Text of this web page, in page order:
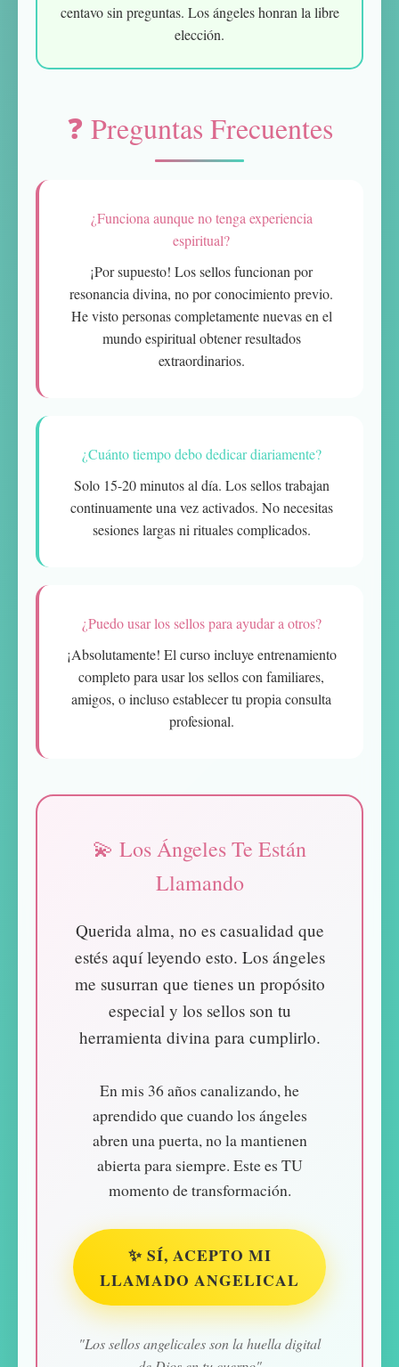
centavo sin preguntas. Los ángeles honran la libre
elección.
❓ Preguntas Frecuentes
¿Funciona aunque no tenga experiencia
espiritual?
¡Por supuesto! Los sellos funcionan por
resonancia divina, no por conocimiento previo.
He visto personas completamente nuevas en el
mundo espiritual obtener resultados
extraordinarios.
¿Cuánto tiempo debo dedicar diariamente?
Solo 15-20 minutos al día. Los sellos trabajan
continuamente una vez activados. No necesitas
sesiones largas ni rituales complicados.
¿Puedo usar los sellos para ayudar a otros?
¡Absolutamente! El curso incluye entrenamiento
completo para usar los sellos con familiares,
amigos, o incluso establecer tu propia consulta
profesional.
💫 Los Ángeles Te Están
Llamando
Querida alma, no es casualidad que
estés aquí leyendo esto. Los ángeles
me susurran que tienes un propósito
especial y los sellos son tu
herramienta divina para cumplirlo.
En mis 36 años canalizando, he
aprendido que cuando los ángeles
abren una puerta, no la mantienen
abierta para siempre. Este es TU
momento de transformación.
✨ SÍ, ACEPTO MI
LLAMADO ANGELICAL
"Los sellos angelicales son la huella digital